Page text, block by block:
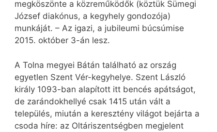
megköszönte a közreműködők (köztük Sümegi
József diakónus, a kegyhely gondozója)
munkáját. – Az igazi, a jubileumi búcsúmise
2015. október 3-án lesz.
A Tolna megyei Bátán található az ország
egyetlen Szent Vér-kegyhelye. Szent László
király 1093-ban alapított itt bencés apátságot,
de zarándokhellyé csak 1415 után vált a
település, miután a keresztény világot bejárta a
csoda híre: az Oltáriszentségben megjelent